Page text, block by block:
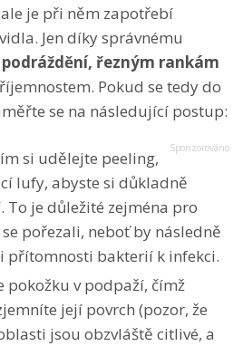
je při něm zapotřebí
Jen díky správnému
řezným rankám
Pokud se tedy do
se na následující postup:
si udělejte peeling,
lufy, abyste si důkladně
je důležité zejména pro
pořezali, neboť by následně
přítomnosti bakterií k infekci.
pokožku v podpaží, čímž
její povrch (pozor, že
jsou obzvláště citlivé, a